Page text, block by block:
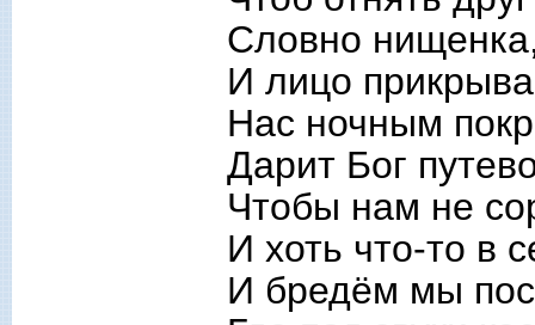
Словно
И лицо
Нас ночным
Дарит Бог
Чтобы нам не
И хоть что-то в
И бредём мы